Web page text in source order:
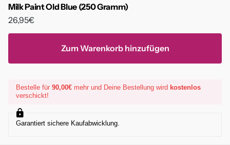
Milk Paint Old Blue (250 Gramm)
26,95€
Zum Warenkorb hinzufügen
Bestelle für 90,00€mehr und Deine Bestellung wird kostenlos
verschickt!
Garantiert sichere Kaufabwicklung.